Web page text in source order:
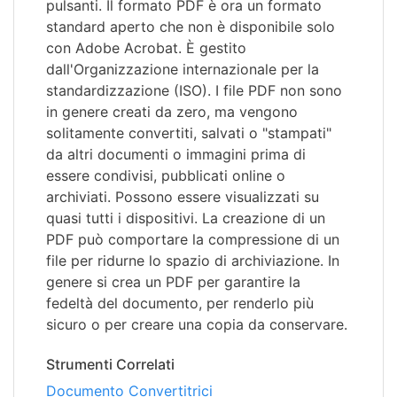
pulsanti. Il formato PDF è ora un formato
standard aperto che non è disponibile solo
con Adobe Acrobat. È gestito
dall'Organizzazione internazionale per la
standardizzazione (ISO). I file PDF non sono
in genere creati da zero, ma vengono
solitamente convertiti, salvati o "stampati"
da altri documenti o immagini prima di
essere condivisi, pubblicati online o
archiviati. Possono essere visualizzati su
quasi tutti i dispositivi. La creazione di un
PDF può comportare la compressione di un
file per ridurne lo spazio di archiviazione. In
genere si crea un PDF per garantire la
fedeltà del documento, per renderlo più
sicuro o per creare una copia da conservare.
Strumenti Correlati
Documento Convertitrici